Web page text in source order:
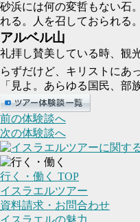
砂浜には何の変哲もない石
れる。人を召しておられる
アルベル山
礼拝し賛美している時、観
らずだけど、キリストにあ
「見よ。あらゆる国民、
前の体験談へ
次の体験談へ
行く・働く TOP
イスラエルツアー
資料請求・お問合わせ
イスラエルの魅力